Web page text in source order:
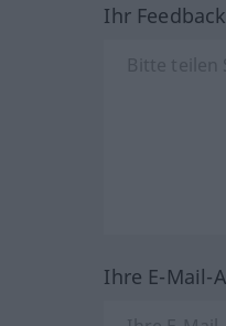
Ihr
Ihre E-Mail-